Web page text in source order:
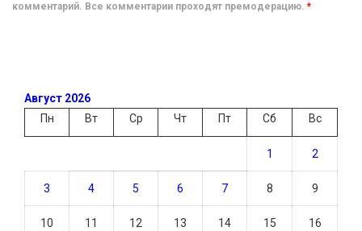
комментарий. Все комментарии проходят премодерацию. *
Август 2026
Пн
Вт Ср Чт Пт Сб Вс
1 2
3 4 5 6 7 8 9
10 11 12 13 14 15 16